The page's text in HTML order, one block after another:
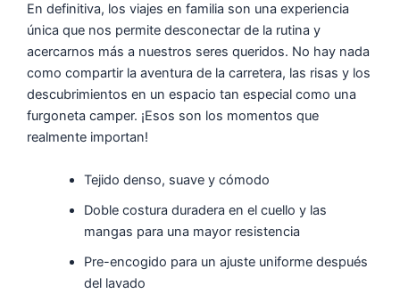
En definitiva, los viajes en familia son una experiencia
única que nos permite desconectar de la rutina y
acercarnos más a nuestros seres queridos. No hay nada
como compartir la aventura de la carretera, las risas y los
descubrimientos en un espacio tan especial como una
furgoneta camper. ¡Esos son los momentos que
realmente importan!
Tejido denso, suave y cómodo
Doble costura duradera en el cuello y las
mangas para una mayor resistencia
Pre-encogido para un ajuste uniforme después
del lavado